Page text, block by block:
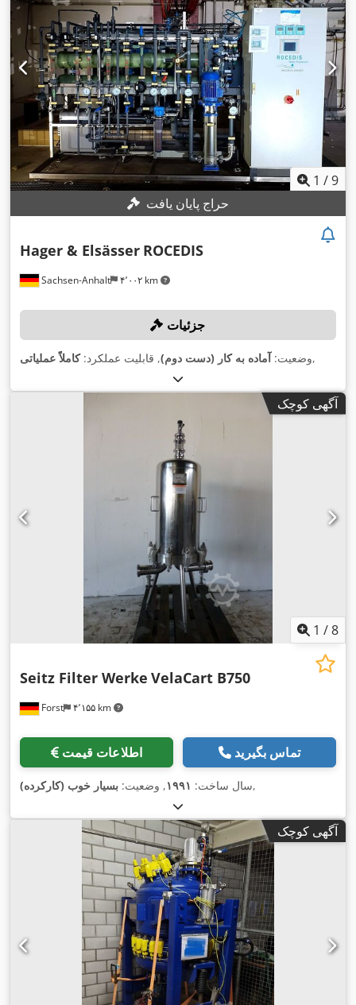
1 /9
حراج پایان یافت
Sachsen-Anhalt ۴٬۰۰۲ km
Hager & Elsässer ROCEDIS
جزئیات
وضعیت:آماده به کار (دست دوم), قابلیت عملکرد:کاملاً عملیاتی ,
آگهی کوچک
1 /8
Forst ۴٬۱۵۵ km
Seitz Filter Werke VelaCart B750
اطلاعات قیمت تماس بگیرید
سال ساخت: ۱۹۹۱, وضعیت: بسیار خوب (کارکرده) ,
آگهی کوچک